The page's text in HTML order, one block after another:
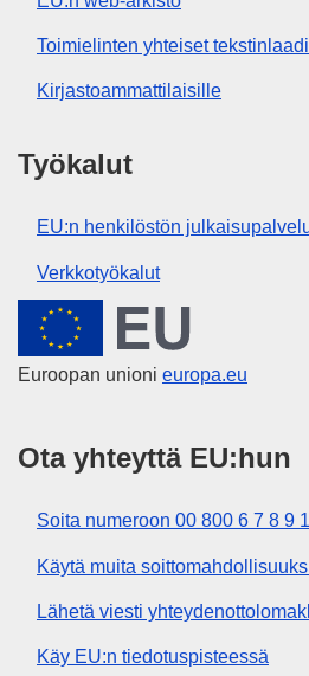
Toimielinten yhteiset
Kirjastoammattilaisille
Työkalut
EU:n henkilöstön
Verkkotyökalut
Euroopan unioni
Euroopan unioni europa.eu
Ota yhteyttä EU:hun
Soita numeroon 00 800 6 7 8 9
Käytä muita
Lähetä viesti
Käy EU:n tiedotuspisteessä